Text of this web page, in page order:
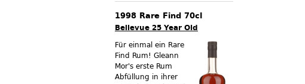
1998 Rare Find 70cl
Bellevue 25 Year Old
Für einmal ein Rare
Find Rum! Gleann
Mor's erste Rum
Abfüllung in ihrer